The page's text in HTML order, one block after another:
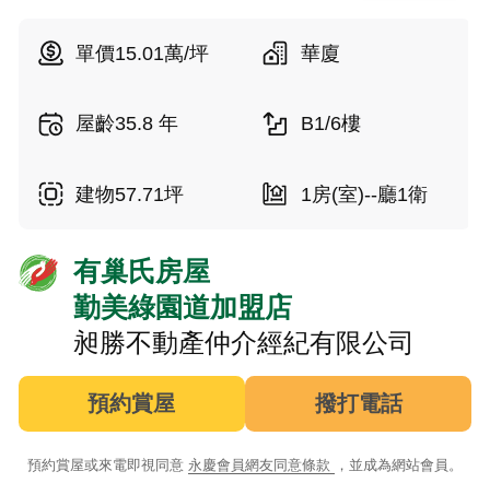
單價15.01萬/坪 華廈
屋齡35.8 年 B1/6樓
建物57.71坪 1房(室)--廳1衛
有巢氏房屋
勤美綠園道加盟店
昶勝不動產仲介經紀有限公司
預約賞屋 撥打電話
預約賞屋或來電即視同意 永慶會員網友同意條款 ，並成為網站會員。